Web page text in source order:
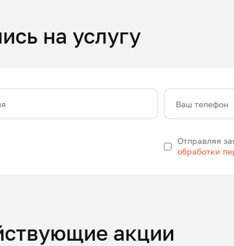
на услугу
Ваш телефон
Отправляя
обработки
акции